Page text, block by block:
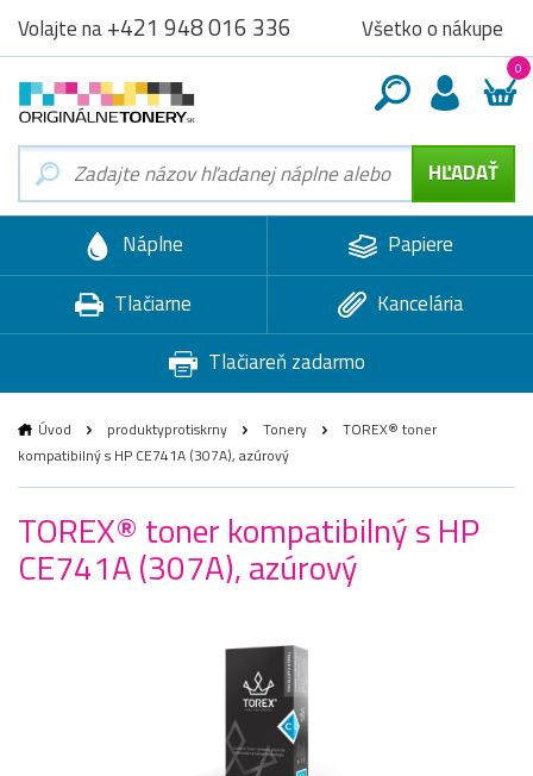
Volajte na+421 948 016 336 Všetko o nákupe
0
Náplne
Papiere
Tlačiarne
Kancelária
Tlačiareň zadarmo
Úvod produktyprotiskrny Tonery
TOREX® toner
kompatibilný s HP CE741A (307A), azúrový
TOREX® toner kompatibilný s HP
CE741A (307A), azúrový